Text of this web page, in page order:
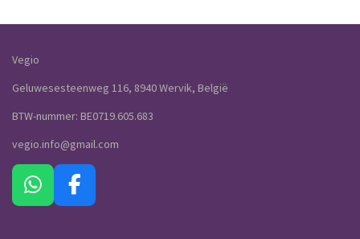
Vegio
Geluwesesteenweg 116, 8940 Wervik, België
BTW-nummer: BE0719.605.683
vegio.info@gmail.com
W
h
F
a